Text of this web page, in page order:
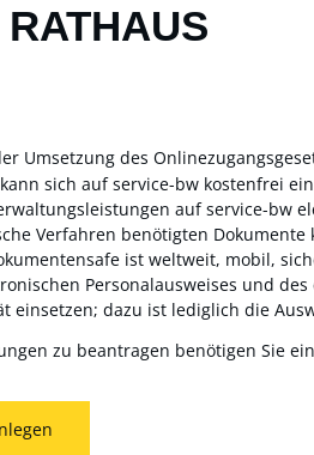
Umsetzung des
sich auf service-bw kostenfrei
auf service-
Verfahren benötigten
ist weltweit, mobil,
Personalausweises und
einsetzen; dazu ist lediglich die
zu beantragen benötigen Sie